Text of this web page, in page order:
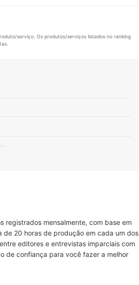
serviço. Os produtos/serviços listados no ranking
mensalmente, com base em
de 20 horas de produção em cada um dos
editores e entrevistas imparciais com
de confiança para você fazer a melhor